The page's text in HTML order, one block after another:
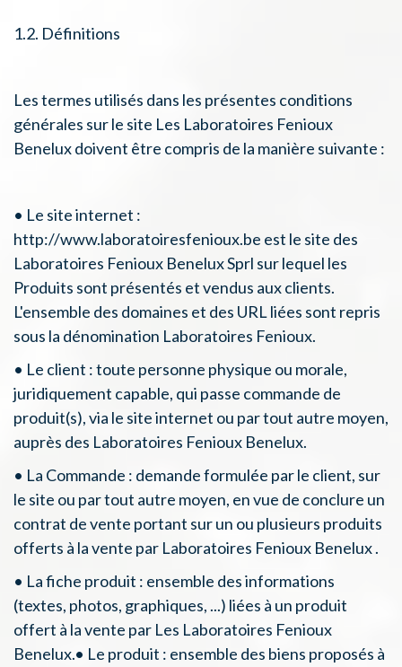
1.2. Définitions
Les termes utilisés dans les présentes conditions
générales sur le site Les Laboratoires Fenioux
Benelux doivent être compris de la manière suivante :
• Le site internet :
http://www.laboratoiresfenioux.be est le site des
Laboratoires Fenioux Benelux Sprl sur lequel les
Produits sont présentés et vendus aux clients.
L'ensemble des domaines et des URL liées sont repris
sous la dénomination Laboratoires Fenioux.
• Le client : toute personne physique ou morale,
juridiquement capable, qui passe commande de
produit(s), via le site internet ou par tout autre moyen,
auprès des Laboratoires Fenioux Benelux.
• La Commande : demande formulée par le client, sur
le site ou par tout autre moyen, en vue de conclure un
contrat de vente portant sur un ou plusieurs produits
offerts à la vente par Laboratoires Fenioux Benelux .
• La fiche produit : ensemble des informations
(textes, photos, graphiques, ...) liées à un produit
offert à la vente par Les Laboratoires Fenioux
Benelux.• Le produit : ensemble des biens proposés à